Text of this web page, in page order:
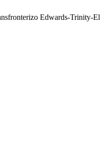
Edwards-Trinity-